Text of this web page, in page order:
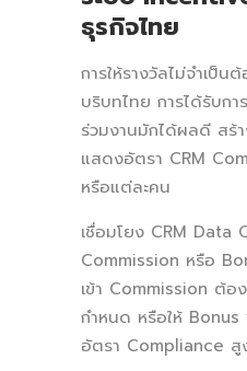
ธุรกิจไทย
การให้รางวัลไม่จำเป็น
บริบทไทย การได้รับก
ร่วมงานมักได้ผลดี สร้
แสดงอัตรา CRM
หรือแต่ละคน
เชื่อมโยง CRM Data
Commission หรือ
เข้า Commission ต้
กำหนด หรือให้
อัตรา Compliance สู